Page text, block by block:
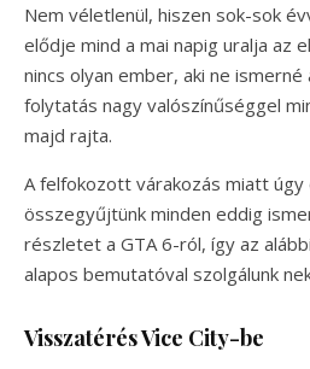
Nem véletlenül, hiszen sok-sok
elődje mind a mai napig uralja az
nincs olyan ember, aki ne
folytatás nagy valószínűséggel
majd rajta.
A felfokozott várakozás miatt
összegyűjtünk minden eddig
részletet a GTA 6-ról, így az
alapos bemutatóval szolgálunk
Visszatérés Vice City-be